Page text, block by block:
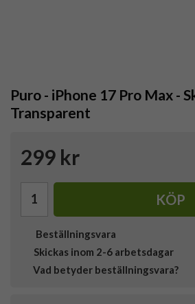
Puro - iPhone 17 Pro Max -
Transparent
299 kr
KÖP
Beställningsvara
Skickas inom 2-6 arbetsdagar
Vad betyder beställningsvara?